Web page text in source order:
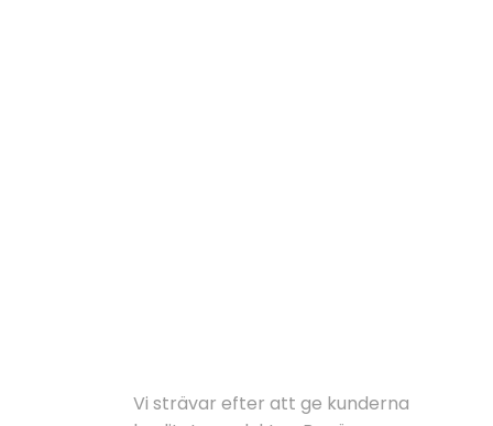
Vi strävar efter att ge kunderna